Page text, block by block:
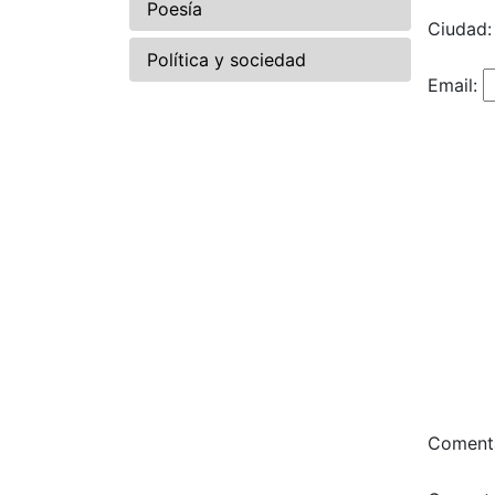
Poesía
Política y sociedad
Ciudad:
Email: